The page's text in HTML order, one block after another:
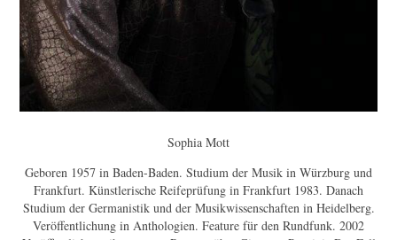
Sophia Mott
Geboren 1957 in Baden-Baden. Studium der Musik in Würzburg und
Frankfurt. Künstlerische Reifeprüfung in Frankfurt 1983. Danach
Studium der Germanistik und der Musikwissenschaften in Heidelberg.
Veröffentlichung in Anthologien. Feature für den Rundfunk. 2002